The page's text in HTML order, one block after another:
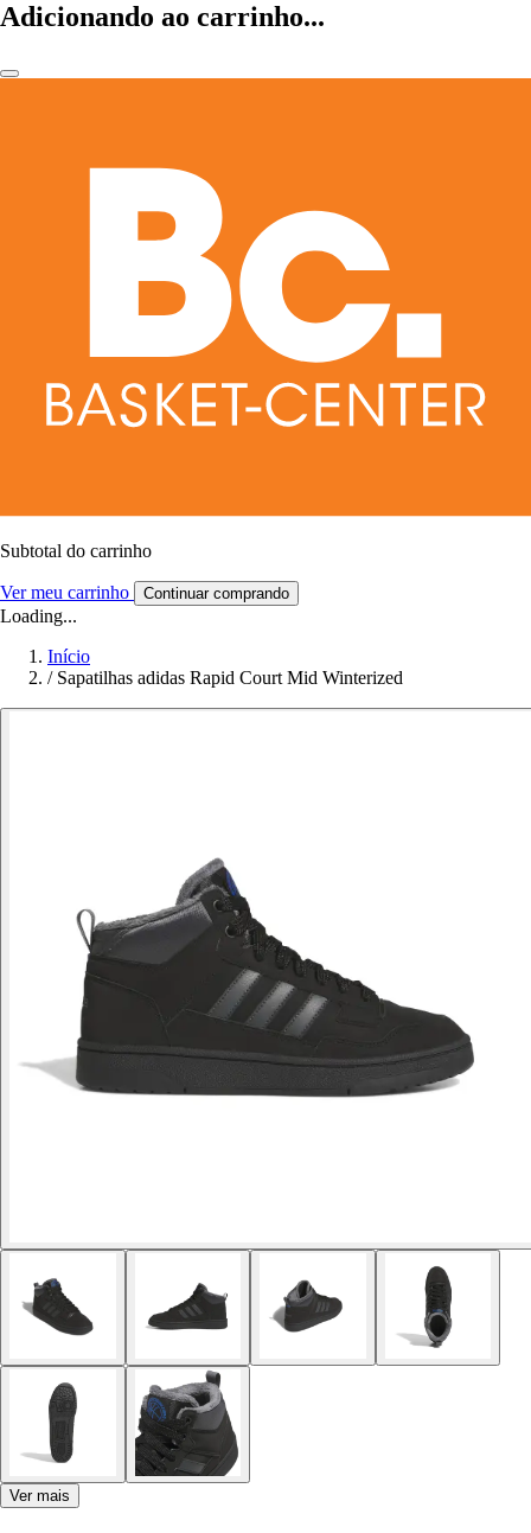
Adicionando ao carrinho...
Subtotal do carrinho
Ver meu carrinho Continuar comprando
Loading...
Início
/ Sapatilhas adidas Rapid Court Mid Winterized
Ver mais